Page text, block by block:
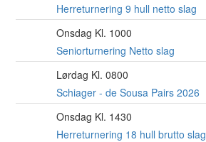
Herreturnering 9 hull netto slag
Onsdag Kl. 1000
Seniorturnering Netto slag
Lørdag Kl. 0800
Schiager - de Sousa Pairs 2026
Onsdag Kl. 1430
Herreturnering 18 hull brutto slag